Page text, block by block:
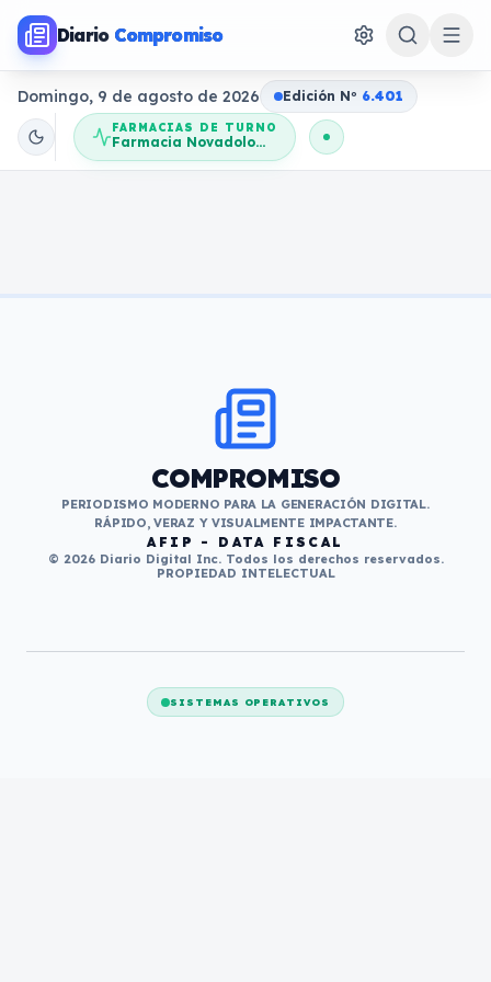
Diario Compromiso
Domingo, 9 de agosto de 2026 Edición No 6.401
FARMACIAS DE TURNO
Farmacia Novadolores
COMPROMISO
PERIODISMO MODERNO PARA LA GENERACIÓN DIGITAL.
RÁPIDO, VERAZ Y VISUALMENTE IMPACTANTE.
AFIP - DATA FISCAL
© 2026 Diario Digital Inc. Todos los derechos reservados.
PROPIEDAD INTELECTUAL
SISTEMAS OPERATIVOS